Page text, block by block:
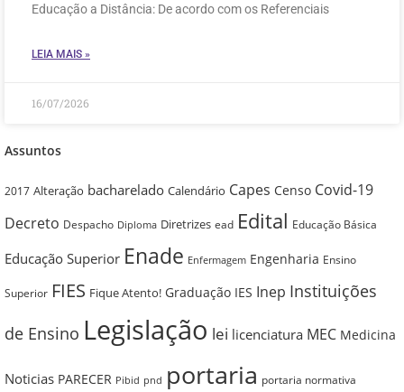
Educação a Distância: De acordo com os Referenciais
LEIA MAIS »
16/07/2026
Assuntos
2017 Alteração bacharelado Calendário Capes Censo Covid-19
Decreto Despacho Diploma Diretrizes ead Edital Educação Básica
Educação Superior Enade Enfermagem Engenharia Ensino
Superior FIES Fique Atento! Graduação IES Inep Instituições
de Ensino Legislação lei licenciatura MEC Medicina
Noticias PARECER Pibid pnd portaria portaria normativa